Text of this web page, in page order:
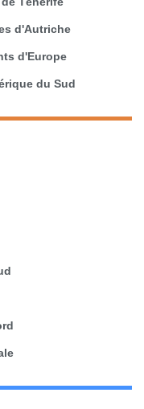
d'Autriche
d'Europe
du Sud